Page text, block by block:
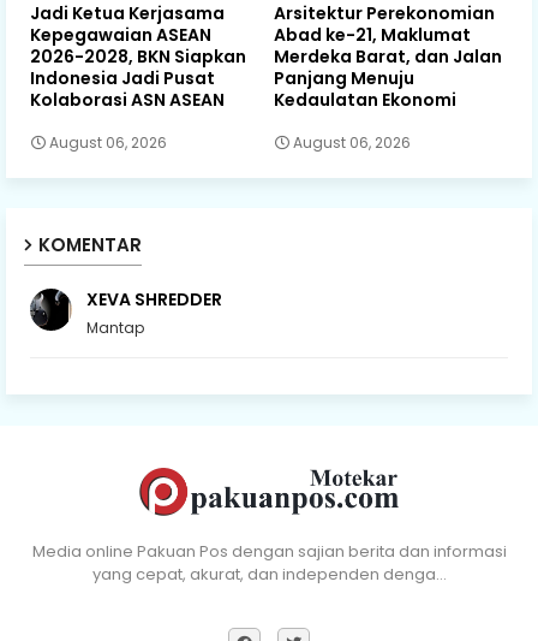
Jadi Ketua Kerjasama
Kepegawaian ASEAN
2026-2028, BKN Siapkan
Indonesia Jadi Pusat
Kolaborasi ASN ASEAN
August 06, 2026
Arsitektur Perekonomian
Abad ke-21, Maklumat
Merdeka Barat, dan Jalan
Panjang Menuju
Kedaulatan Ekonomi
August 06, 2026
KOMENTAR
XEVA SHREDDER
Mantap
Media online Pakuan Pos dengan sajian berita dan informasi
yang cepat, akurat, dan independen denga…